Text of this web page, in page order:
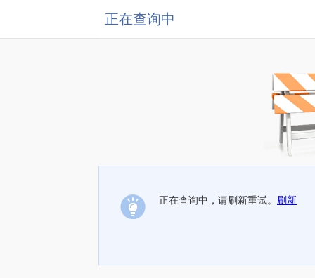
正在查询中
正在查询中，请刷新重试。 刷新